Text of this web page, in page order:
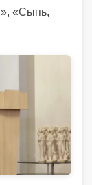
«Сыпь,